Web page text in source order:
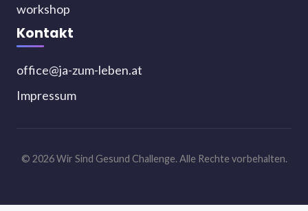
workshop
Kontakt
office@ja-zum-leben.at
Impressum
© 2026 Wir Sind Gesund Challenge. Alle Rechte vorbehalten.